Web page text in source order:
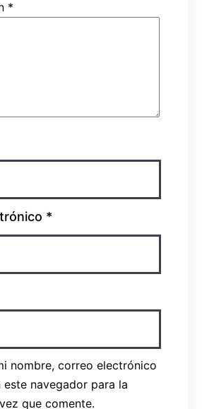
*
*
nombre, correo electrónico
este navegador para la
que comente.